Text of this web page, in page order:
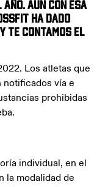
Aun con esa
ha dado
te contamos el
Los atletas que
notificados vía e
prohibidas
individual, en el
la modalidad de